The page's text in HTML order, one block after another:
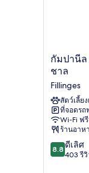
กัม
ปา
อัน
เนอ
มาส
เอ
สต์
ฟิน
ดรอล
กัมปานีล
ชาล
Fillinges
สัตว์เลี้ย
ที่จอดรถ
Wi-Fi ฟรี
ร้านอาห
8.8
จาก
8.8 ดีเลิศ
403 รีวิ